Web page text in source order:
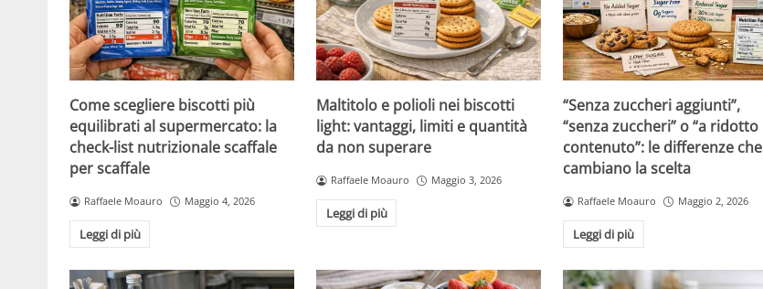
Come scegliere biscotti più
equilibrati al supermercato: la
check-list nutrizionale scaffale
per scaffale
Raffaele Moauro Maggio 4, 2026
Leggi di più
Maltitolo e polioli nei biscotti
light: vantaggi, limiti e quantità
da non superare
Raffaele Moauro Maggio 3, 2026
Leggi di più
“Senza zuccheri aggiunti”,
“senza zuccheri” o “a ridotto
contenuto”: le differenze che
cambiano la scelta
Raffaele Moauro Maggio 2, 2026
Leggi di più